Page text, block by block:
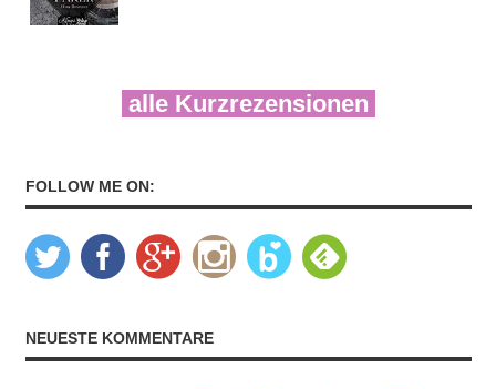
alle Kurzrezensionen
FOLLOW ME ON:
NEUESTE KOMMENTARE